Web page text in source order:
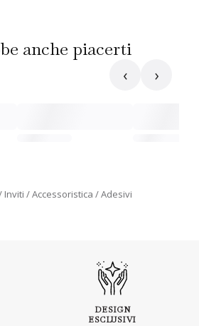
anche piacerti
‹ ›
Inviti Accessoristica Adesivi
DESIGN
ESCLUSIVI